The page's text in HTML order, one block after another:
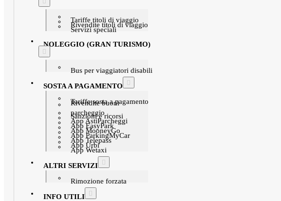
Tariffe titoli di viaggio
Rivendite titoli di viaggio
Servizi speciali
NOLEGGIO (GRAN TURISMO)
Bus per viaggiatori disabili
SOSTA A PAGAMENTO
Tariffe sosta a pagamento
Rivendite buoni
parcheggio
Sanzioni e ricorsi
App AstiParcheggi
App EasyPark
App MooneyGo
App ParkingMyCar
App Telepass
App Urbi
App Wetaxi
ALTRI SERVIZI
Rimozione forzata
INFO UTILI